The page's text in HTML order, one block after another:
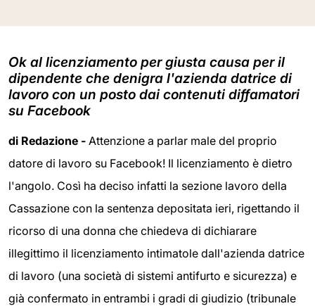
Ok al licenziamento per giusta causa per il
dipendente che denigra l'azienda datrice di
lavoro con un posto dai contenuti diffamatori
su Facebook
di Redazione - Attenzione a parlar male del proprio
datore di lavoro su Facebook! Il licenziamento è dietro
l'angolo. Così ha deciso infatti la sezione lavoro della
Cassazione con la sentenza depositata ieri, rigettando il
ricorso di una donna che chiedeva di dichiarare
illegittimo il licenziamento intimatole dall'azienda datrice
di lavoro (una società di sistemi antifurto e sicurezza) e
già confermato in entrambi i gradi di giudizio (tribunale